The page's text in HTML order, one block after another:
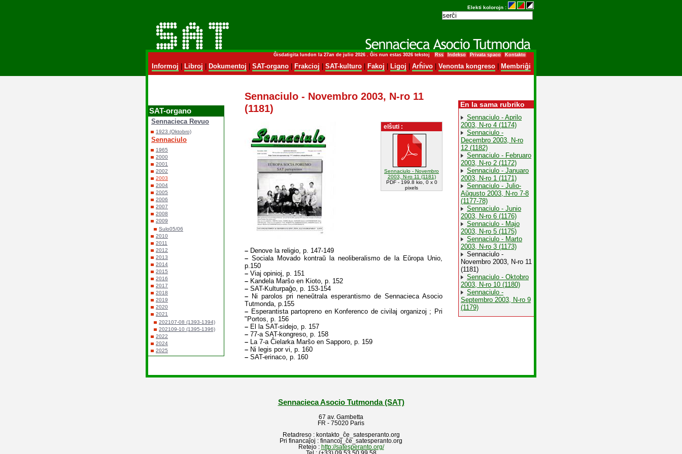
Elekti kolorojn :
Ĝisdatigita lundon la 27an de julio 2026 . Ĝis nun estas 3026 tekstoj Rss Indekso Privata spaco Kontakto
Informoj Libroj Dokumentoj SAT-organo| Frakcioj SAT-kulturo| Fakoj Ligoj Arĥivo| Venonta kongreso| Membriĝi
SAT-organo
Sennacieca Revuo
1923 (Oktobro)
Sennaciulo
1965
2000
2001
2002
2003
2004
2005
2006
2007
2008
2009
Sulo05/06
2010
2011
2012
2013
2014
2015
2016
2017
2018
2019
2020
2021
202107-08 (1393-1394)
202109-10 (1395-1396)
2022
2024
2025
En la sama rubriko
Sennaciulo - Aprilo
2003, N-ro 4 (1174)
Sennaciulo -
Decembro 2003, N-ro
12 (1182)
Sennaciulo - Februaro
2003, N-ro 2 (1172)
Sennaciulo - Januaro
2003, N-ro 1 (1171)
Sennaciulo - Julio-
Aŭgusto 2003, N-ro 7-8
(1177-78)
Sennaciulo - Junio
2003, N-ro 6 (1176)
Sennaciulo - Majo
2003, N-ro 5 (1175)
Sennaciulo - Marto
2003, N-ro 3 (1173)
Sennaciulo -
Novembro 2003, N-ro 11
(1181)
Sennaciulo - Oktobro
2003, N-ro 10 (1180)
Sennaciulo -
Septembro 2003, N-ro 9
(1179)
Sennaciulo - Novembro 2003, N-ro 11
(1181)
elŝuti :
Sennaciulo - Novembro
2003, N-ro 11 (1181)
PDF - 199.8 kio, 0 x 0
pixels
– Denove la religio, p. 147-149
– Sociala Movado kontraŭ la neoliberalismo de la Eŭropa Unio,
p.150
– Viaj opinioj, p. 151
– Kandela Marŝo en Kioto, p. 152
– SAT-Kulturpaĝo, p. 153-154
– Ni parolos pri neneŭtrala esperantismo de Sennacieca Asocio
Tutmonda, p.155
– Esperantista partopreno en Konferenco de civilaj organizoj ; Pri
"Portos, p. 156
– El la SAT-sidejo, p. 157
– 77-a SAT-kongreso, p. 158
– La 7-a Ĉielarka Marŝo en Sapporo, p. 159
– Ni legis por vi, p. 160
– SAT-erinaco, p. 160
Sennacieca Asocio Tutmonda (SAT)
67 av. Gambetta
FR - 75020 Paris
Retadreso : kontakto_ĉe_satesperanto.org
Pri financaĵoj : financoj_ĉe_satesperanto.org
Retejo : http://satesperanto.org/